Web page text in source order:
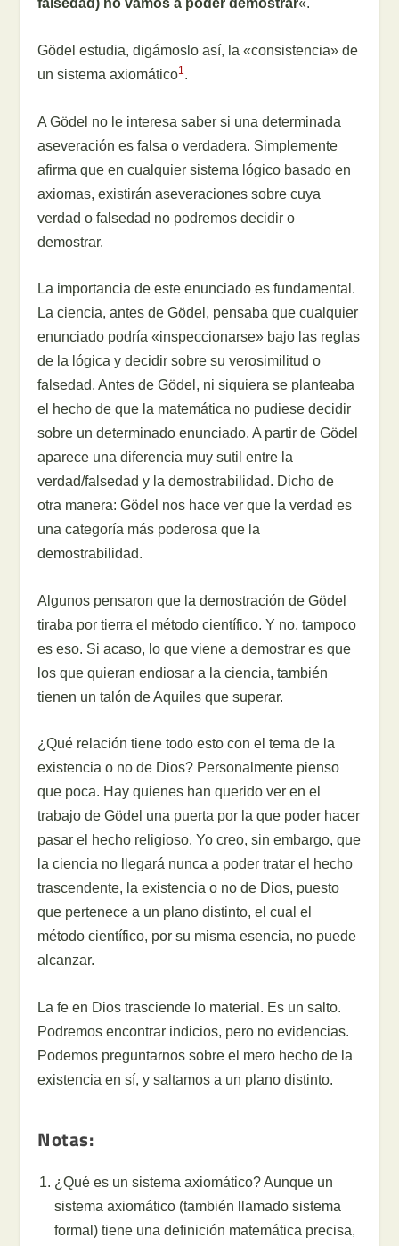
falsedad) no vamos a poder demostrar«.
Gödel estudia, digámoslo así, la «consistencia» de
un sistema axiomático1.
A Gödel no le interesa saber si una determinada
aseveración es falsa o verdadera. Simplemente
afirma que en cualquier sistema lógico basado en
axiomas, existirán aseveraciones sobre cuya
verdad o falsedad no podremos decidir o
demostrar.
La importancia de este enunciado es fundamental.
La ciencia, antes de Gödel, pensaba que cualquier
enunciado podría «inspeccionarse» bajo las reglas
de la lógica y decidir sobre su verosimilitud o
falsedad. Antes de Gödel, ni siquiera se planteaba
el hecho de que la matemática no pudiese decidir
sobre un determinado enunciado. A partir de Gödel
aparece una diferencia muy sutil entre la
verdad/falsedad y la demostrabilidad. Dicho de
otra manera: Gödel nos hace ver que la verdad es
una categoría más poderosa que la
demostrabilidad.
Algunos pensaron que la demostración de Gödel
tiraba por tierra el método científico. Y no, tampoco
es eso. Si acaso, lo que viene a demostrar es que
los que quieran endiosar a la ciencia, también
tienen un talón de Aquiles que superar.
¿Qué relación tiene todo esto con el tema de la
existencia o no de Dios? Personalmente pienso
que poca. Hay quienes han querido ver en el
trabajo de Gödel una puerta por la que poder hacer
pasar el hecho religioso. Yo creo, sin embargo, que
la ciencia no llegará nunca a poder tratar el hecho
trascendente, la existencia o no de Dios, puesto
que pertenece a un plano distinto, el cual el
método científico, por su misma esencia, no puede
alcanzar.
La fe en Dios trasciende lo material. Es un salto.
Podremos encontrar indicios, pero no evidencias.
Podemos preguntarnos sobre el mero hecho de la
existencia en sí, y saltamos a un plano distinto.
Notas:
¿Qué es un sistema axiomático? Aunque un
sistema axiomático (también llamado sistema
formal) tiene una definición matemática precisa,